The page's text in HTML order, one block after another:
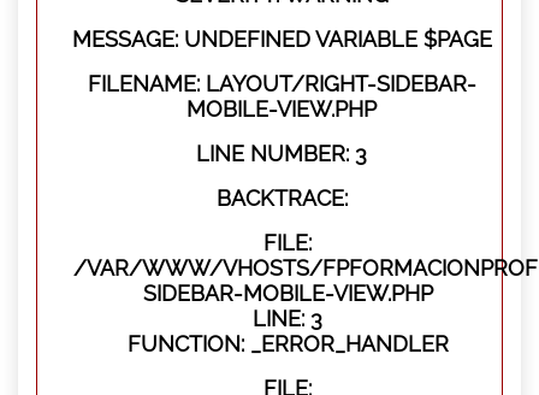
MESSAGE: UNDEFINED VARIABLE $PAGE
FILENAME: LAYOUT/RIGHT-SIDEBAR-
MOBILE-VIEW.PHP
LINE NUMBER: 3
BACKTRACE:
FILE:
/VAR/WWW/VHOSTS/
SIDEBAR-MOBILE-VIEW.PHP
LINE: 3
FUNCTION: _ERROR_HANDLER
FILE: